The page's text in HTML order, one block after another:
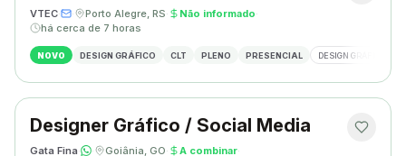
VTEC· · Porto Alegre, RS· Não informado·
há cerca de 7 horas
NOVO DESIGN GRÁFICO CLT PLENO PRESENCIAL DESIGN GRÁFICO
Designer Gráfico / Social Media
Gata Fina· · Goiânia, GO· A combinar·